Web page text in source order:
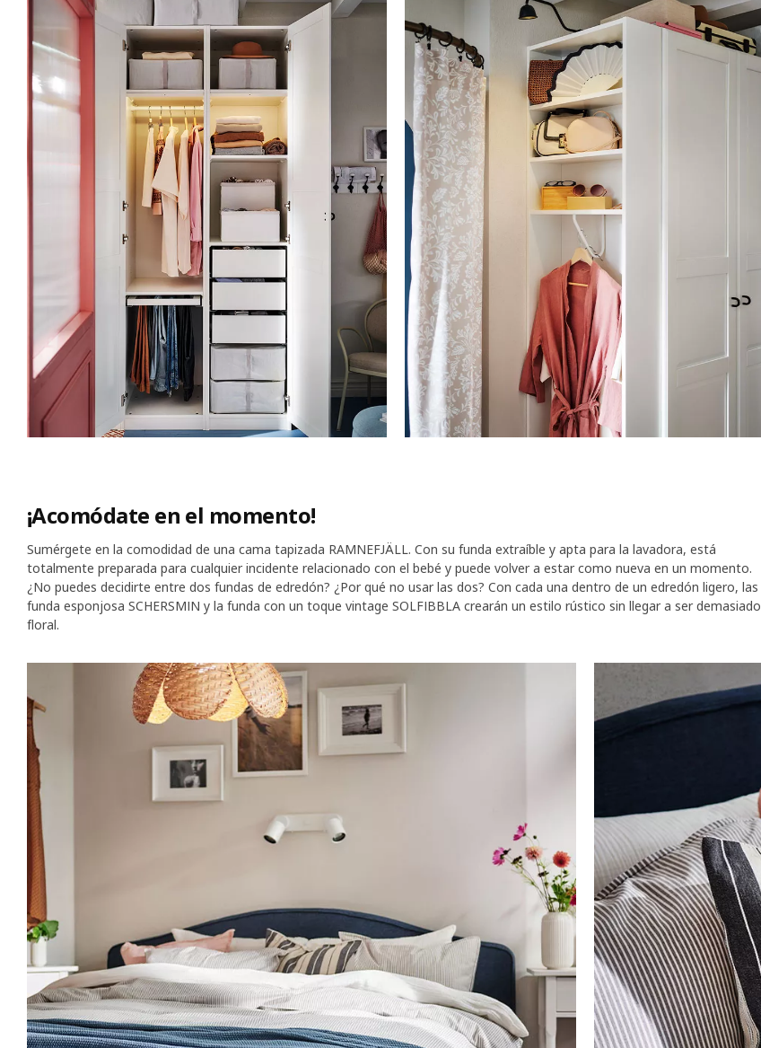
¡Acomódate en el momento!
Sumérgete en la comodidad de una cama tapizada RAMNEFJÄLL. Con su funda extraíble y apta para la lavadora, está
totalmente preparada para cualquier incidente relacionado con el bebé y puede volver a estar como nueva en un momento.
¿No puedes decidirte entre dos fundas de edredón? ¿Por qué no usar las dos? Con cada una dentro de un edredón ligero, las
funda esponjosa SCHERSMIN y la funda con un toque vintage SOLFIBBLA crearán un estilo rústico sin llegar a ser demasiado
floral.